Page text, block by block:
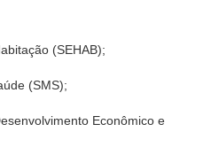
(SEHAB);
(SMS);
Econômico e